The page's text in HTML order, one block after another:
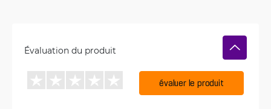
Évaluation du produit
évaluer le produit